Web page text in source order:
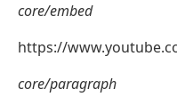
core/embed
https://
core/paragraph